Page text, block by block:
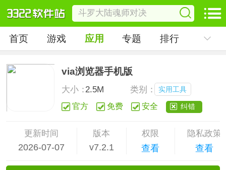
首页 游戏 应用 专题 排行
via浏览器手机版
大小：2.5M 类别： 实用工具
官方 免费 安全 纠错
更新时间
2026-07-07
版本
v7.2.1
权限
查看
隐私政策
查看